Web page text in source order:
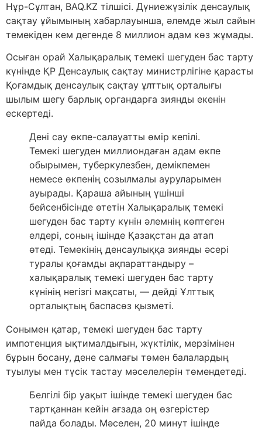
Нұр-Сұлтан, BAQ.KZ тілшісі. Дүниежүзілік денсаулық
сақтау ұйымының хабарлауынша, әлемде жыл сайын
темекіден кем дегенде 8 миллион адам көз жұмады.
Осыған орай Халықаралық темекі шегуден бас тарту
күнінде ҚР Денсаулық сақтау министрлігіне қарасты
Қоғамдық денсаулық сақтау ұлттық орталығы
шылым шегу барлық органдарға зиянды екенін
ескертеді.
Дені сау өкпе-салауатты өмір кепілі.
Темекі шегуден миллиондаған адам өкпе
обырымен, туберкулезбен, демікпемен
немесе өкпенің созылмалы ауруларымен
ауырады. Қараша айының үшінші
бейсенбісінде өтетін Халықаралық темекі
шегуден бас тарту күнін әлемнің көптеген
елдері, соның ішінде Қазақстан да атап
өтеді. Темекінің денсаулыққа зиянды әсері
туралы қоғамды ақпараттандыру –
халықаралық темекі шегуден бас тарту
күнінің негізгі мақсаты, — дейді Ұлттық
орталықтың баспасөз қызметі.
Сонымен қатар, темекі шегуден бас тарту
импотенция ықтималдығын, жүктілік, мерзімінен
бұрын босану, дене салмағы төмен балалардың
туылуы мен түсік тастау мәселелерін төмендетеді.
Белгілі бір уақыт ішінде темекі шегуден бас
тартқаннан кейін ағзада оң өзгерістер
пайда болады. Мәселен, 20 минут ішінде